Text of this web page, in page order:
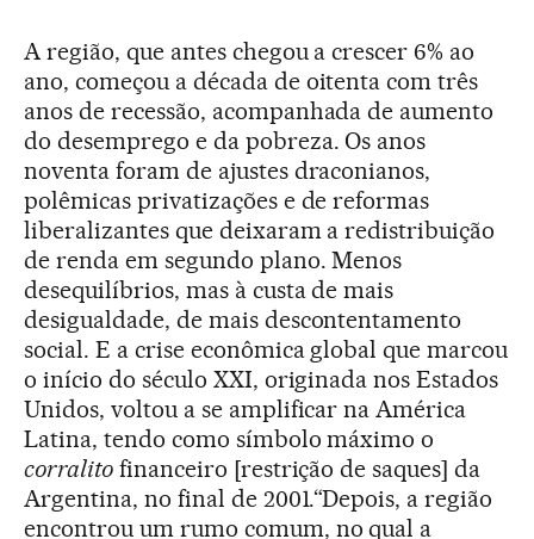
A região, que antes chegou a crescer 6% ao
ano, começou a década de oitenta com três
anos de recessão, acompanhada de aumento
do desemprego e da pobreza. Os anos
noventa foram de ajustes draconianos,
polêmicas privatizações e de reformas
liberalizantes que deixaram a redistribuição
de renda em segundo plano. Menos
desequilíbrios, mas à custa de mais
desigualdade, de mais descontentamento
social. E a crise econômica global que marcou
o início do século XXI, originada nos Estados
Unidos, voltou a se amplificar na América
Latina, tendo como símbolo máximo o
corralitofinanceiro [restrição de saques] da
Argentina, no final de 2001.“Depois, a região
encontrou um rumo comum, no qual a